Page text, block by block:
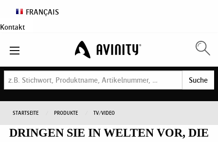
FRANÇAIS
Kontakt
Suche
STARTSEITE PRODUKTE TV/VIDEO
DRINGEN SIE IN WELTEN VOR, DIE